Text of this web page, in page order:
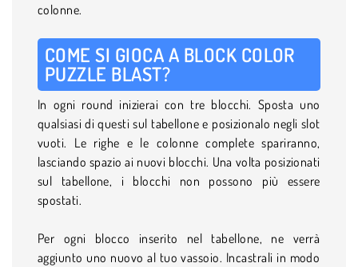
colonne.
COME SI GIOCA A BLOCK COLOR
PUZZLE BLAST?
In ogni round inizierai con tre blocchi. Sposta uno
qualsiasi di questi sul tabellone e posizionalo negli slot
vuoti. Le righe e le colonne complete spariranno,
lasciando spazio ai nuovi blocchi. Una volta posizionati
sul tabellone, i blocchi non possono più essere
spostati.
Per ogni blocco inserito nel tabellone, ne verrà
aggiunto uno nuovo al tuo vassoio. Incastrali in modo